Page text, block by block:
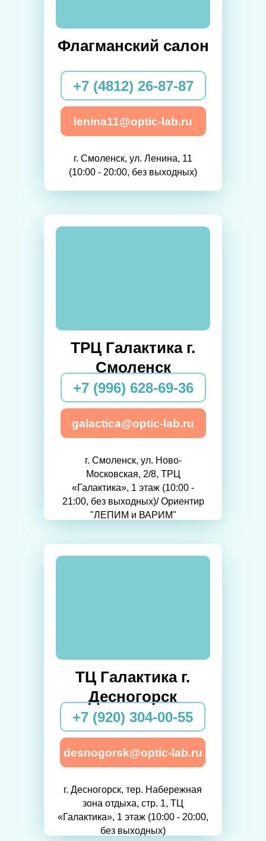
г. Смоленск, ул. Ленина, 11
(10:00 - 20:00, без выходных)
Флагманский салон
+7 (4812) 26-87-87
lenina11@optic-lab.ru
ТЦ Галактика г.
Десногорск
+7 (920) 304-00-55
desnogorsk@optic-lab.ru
г. Десногорск, тер. Набережная
зона отдыха, стр. 1, ТЦ
«Галактика», 1 этаж (10:00 - 20:00,
без выходных)
+7 (996) 628-69-36
galactica@optic-lab.ru
ТРЦ Галактика г.
Смоленск
г. Смоленск, ул. Ново-
Московская, 2/8, ТРЦ
«Галактика», 1 этаж (10:00 -
21:00, без выходных)/ Ориентир
"ЛЕПИМ и ВАРИМ"